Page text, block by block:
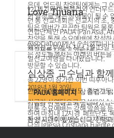
은데, 업드림 찬양팀에게는 그
한 열정을 막는 장애물이 될 수
팀은 멤버간 끈끈한 팀웍은 물
찬양을 통해 수요예배에 참석
적교제를 나누고 있습니다.
지명현 목사님은 항상 즐겁고
양팀을 인도하고 계십니다.
“21세기의 아펜젤러와 언더우
던 동 선교대회는 선교지의 초,
연합단체인 PAUA (Pan Asia,
Association)에서 주최했습니
는 성도들께서는 아래의 버튼
방문할 수 있습니다.
PAUA 홈페이지
동 선교대회에서는 선교지 학
지 학교 총장의 간증및 사역소
Love Tijuana
해외선교부에서 지난 1월 13일
일선교여행을 다녀왔습니다.
총 22명이 참가한 이번 띠후아
한방, 미용, 노방전도, 중보기
거굽기 사역팀으로 구성되었
하여 마침내 12시경 페르난도
나의 Iglesia Cristiana Fuente
심상종 교수님과 함
2018년 1월 30일
보통 수요예배는 강해 말씀을
찬양 시간이 있었습니다. 한양